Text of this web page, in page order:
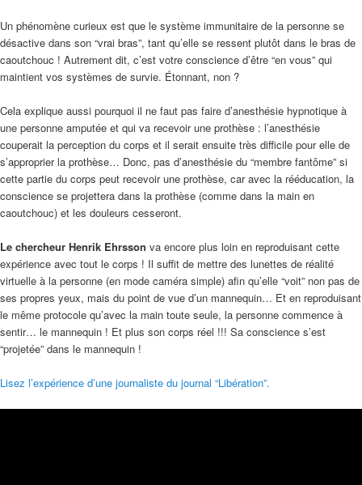
Un phénomène curieux est que le système immunitaire de la personne se
désactive dans son “vrai bras”, tant qu’elle se ressent plutôt dans le bras de
caoutchouc ! Autrement dit, c’est votre conscience d’être “en vous” qui
maintient vos systèmes de survie. Étonnant, non ?
Cela explique aussi pourquoi il ne faut pas faire d’anesthésie hypnotique à
une personne amputée et qui va recevoir une prothèse : l’anesthésie
couperait la perception du corps et il serait ensuite très difficile pour elle de
s’approprier la prothèse… Donc, pas d’anesthésie du “membre fantôme” si
cette partie du corps peut recevoir une prothèse, car avec la rééducation, la
conscience se projettera dans la prothèse (comme dans la main en
caoutchouc) et les douleurs cesseront.
Le chercheur Henrik Ehrsson va encore plus loin en reproduisant cette
expérience avec tout le corps ! Il suffit de mettre des lunettes de réalité
virtuelle à la personne (en mode caméra simple) afin qu’elle “voit” non pas de
ses propres yeux, mais du point de vue d’un mannequin… Et en reproduisant
le même protocole qu’avec la main toute seule, la personne commence à
sentir… le mannequin ! Et plus son corps réel !!! Sa conscience s’est
“projetée” dans le mannequin !
Lisez l’expérience d’une journaliste du journal “Libération”.